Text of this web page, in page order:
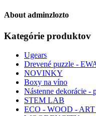
About adminzlozto
Kategórie produktov
Ugears
Drevené puzzle -
NOVINKY
Boxy na víno
Nástenne dekorácie -
STEM LAB
ECO - WOOD -